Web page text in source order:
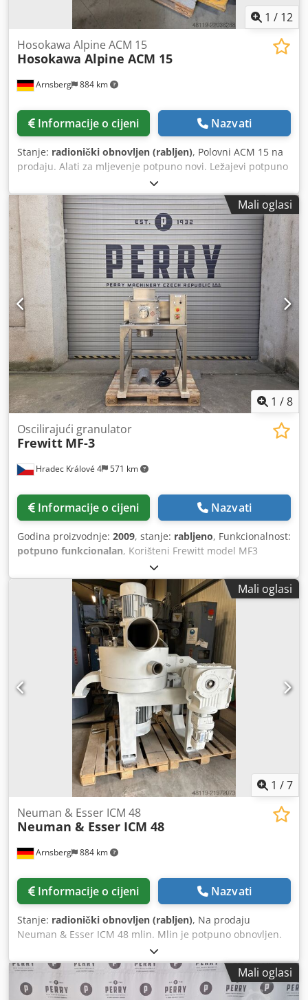
1 / 12
Arnsberg 884 km
Hosokawa Alpine ACM 15
Hosokawa Alpine ACM 15
Informacije o cijeni Nazvati
Stanje: radionički obnovljen (rabljen), Polovni ACM 15 na
prodaju. Alati za mljevenje potpuno novi. Ležajevi potpuno
Mali oglasi
1 /8
Hradec Králové 4 571 km
Oscilirajući granulator
Frewitt MF-3
Informacije o cijeni Nazvati
Godina proizvodnje: 2009, stanje: rabljeno, Funkcionalnost:
potpuno funkcionalan, Korišteni Frewitt model MF3
oscilacijski granulater od nehrđajućeg čelika.
Credpfxoyzhm Us An Tef - Proizvođač: FREWITT (Švicarska) -
Model: DM - MF 3 - Pogon: 1,1 kW, mehanički mjenjač s
varijabilnim brzinama, izlaz 48-257 o/min - Zaštita: Atex
certifikat, Grupa prašine: unutrašnjost II 1D, vanjština II 2D,
IP65, T3=200°C - Ostalo: Montiran na stol od nehrđajućeg
Mali oglasi
1 /7
Arnsberg 884 km
Neuman & Esser ICM 48
Neuman & Esser ICM 48
Informacije o cijeni Nazvati
Stanje: radionički obnovljen (rabljen), Na prodaju
Neuman & Esser ICM 48 mlin. Mlin je potpuno obnovljen.
Po potrebi uključuje dodatnu opremu. Cjdpfxjy Tvdlo An
Tjrf
Mali oglasi